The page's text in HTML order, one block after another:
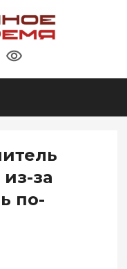
за
по-